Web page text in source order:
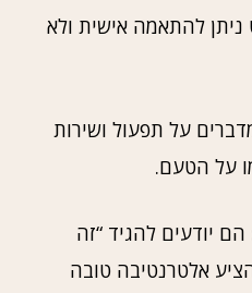
ניתן להתאמה אישית ולא
על תפעול ושירות
על הטעם.
הם יודעים להגיד “זה
אלטרנטיבה טובה